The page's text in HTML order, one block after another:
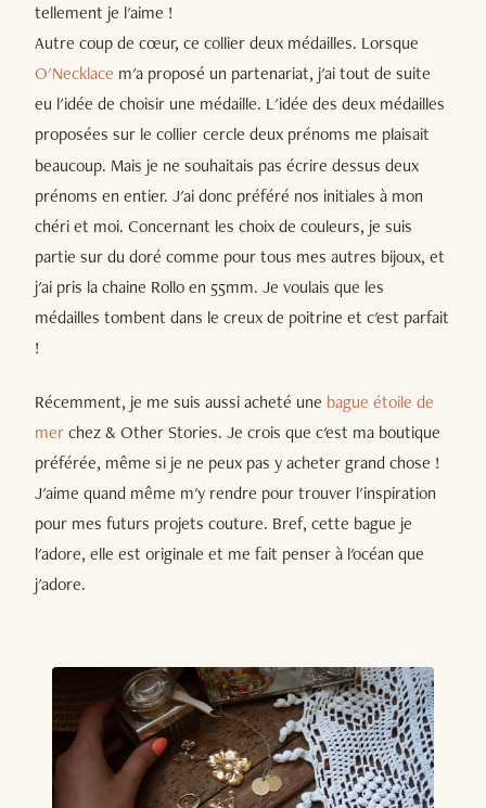
tellement je l'aime !
Autre coup de cœur, ce collier deux médailles. Lorsque
O'Necklace m'a proposé un partenariat, j'ai tout de suite
eu l'idée de choisir une médaille. L'idée des deux médailles
proposées sur le collier cercle deux prénoms me plaisait
beaucoup. Mais je ne souhaitais pas écrire dessus deux
prénoms en entier. J'ai donc préféré nos initiales à mon
chéri et moi. Concernant les choix de couleurs, je suis
partie sur du doré comme pour tous mes autres bijoux, et
j'ai pris la chaine Rollo en 55mm. Je voulais que les
médailles tombent dans le creux de poitrine et c'est parfait
!
Récemment, je me suis aussi acheté une bague étoile de
merchez & Other Stories. Je crois que c'est ma boutique
préférée, même si je ne peux pas y acheter grand chose !
J'aime quand même m'y rendre pour trouver l'inspiration
pour mes futurs projets couture. Bref, cette bague je
l'adore, elle est originale et me fait penser à l'océan que
j'adore.